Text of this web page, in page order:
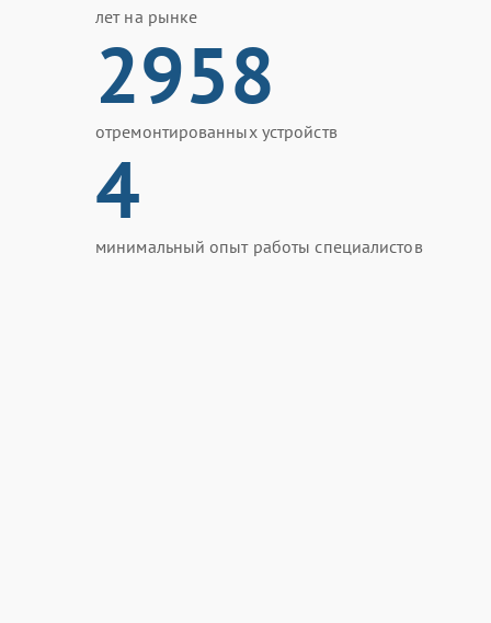
лет на рынке
2958
отремонтированных устройств
4
минимальный опыт работы специалистов